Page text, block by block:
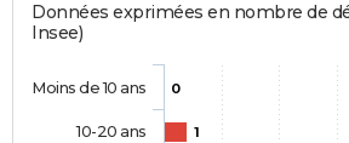
Données exprimées en nombre de
Insee)
0
1
Moins de 10 ans
10-20 ans